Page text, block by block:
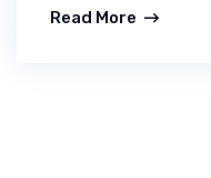
Read More